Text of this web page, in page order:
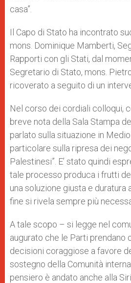
casa”.
Il Capo di Stato ha incontrato
mons. Dominique Mamberti,
Rapporti con gli Stati, dal
Segretario di Stato, mons.
ricoverato a seguito di un
Nel corso dei cordiali colloqui,
breve nota della Sala Stampa
parlato sulla situazione in
particolare sulla ripresa dei
Palestinesi”. E’ stato quindi
tale processo produca i frutti
una soluzione giusta e duratura
fine si rivela sempre più
A tale scopo – si legge nel
augurato che le Parti prendano
decisioni coraggiose a favore
sostegno della Comunità
pensiero è andato anche alla